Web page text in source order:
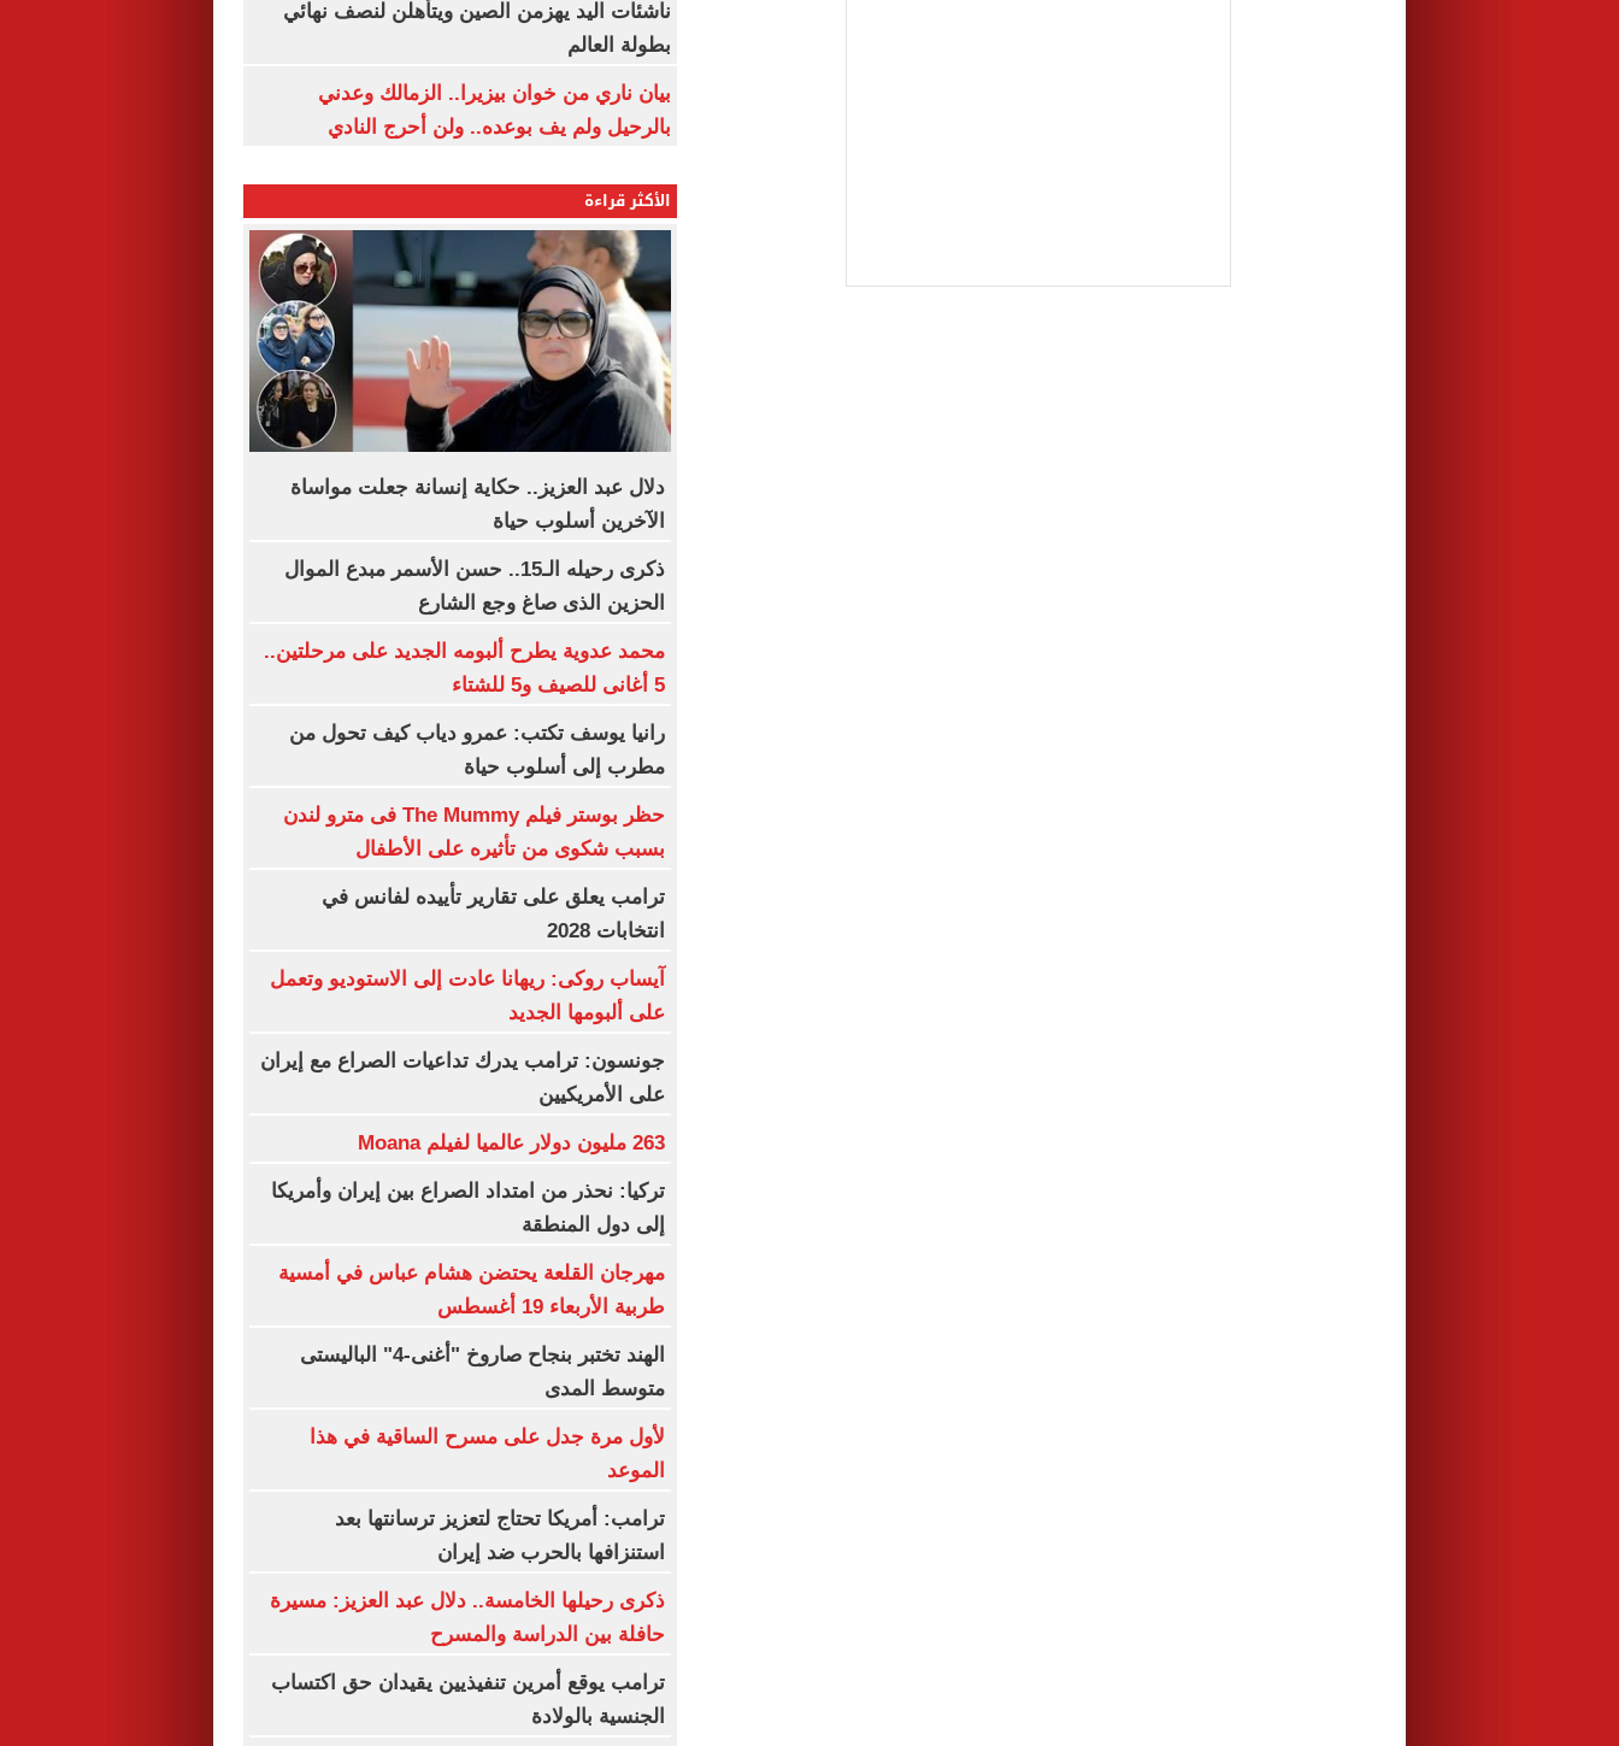
ناشئات اليد يهزمن الصين ويتأهلن لنصف نهائي
بطولة العالم
بيان ناري من خوان بيزيرا.. الزمالك وعدني
بالرحيل ولم يف بوعده.. ولن أحرج النادي
الأكثر قراءة
دلال عبد العزيز.. حكاية إنسانة جعلت مواساة
الآخرين أسلوب حياة
ذكرى رحيله الـ15.. حسن الأسمر مبدع الموال
الحزين الذى صاغ وجع الشارع
محمد عدوية يطرح ألبومه الجديد على مرحلتين..
5 أغانى للصيف و5 للشتاء
رانيا يوسف تكتب: عمرو دياب كيف تحول من
مطرب إلى أسلوب حياة
حظر بوستر فيلم The Mummy فى مترو لندن
بسبب شكوى من تأثيره على الأطفال
ترامب يعلق على تقارير تأييده لفانس في
انتخابات 2028
آيساب روكى: ريهانا عادت إلى الاستوديو وتعمل
على ألبومها الجديد
جونسون: ترامب يدرك تداعيات الصراع مع إيران
على الأمريكيين
263 مليون دولار عالميا لفيلم Moana
تركيا: نحذر من امتداد الصراع بين إيران وأمريكا
إلى دول المنطقة
مهرجان القلعة يحتضن هشام عباس في أمسية
طربية الأربعاء 19 أغسطس
الهند تختبر بنجاح صاروخ "أغنى-4" الباليستى
متوسط المدى
لأول مرة جدل على مسرح الساقية في هذا
الموعد
ترامب: أمريكا تحتاج لتعزيز ترسانتها بعد
استنزافها بالحرب ضد إيران
ذكرى رحيلها الخامسة.. دلال عبد العزيز: مسيرة
حافلة بين الدراسة والمسرح
ترامب يوقع أمرين تنفيذيين يقيدان حق اكتساب
الجنسية بالولادة